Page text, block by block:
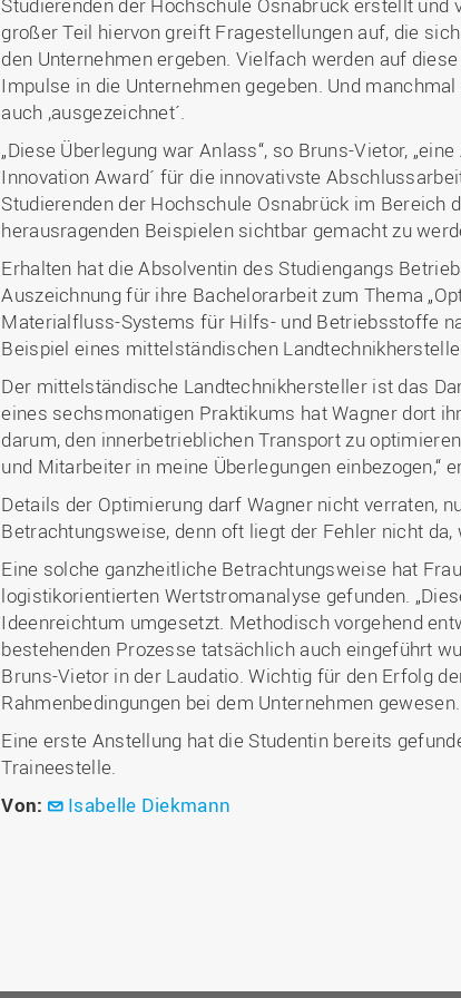
großer Teil hiervon greift Fragestellungen auf, die
den Unternehmen ergeben. Vielfach werden auf
Impulse in die Unternehmen gegeben. Und
auch ,ausgezeichnet´.
„Diese Überlegung war Anlass“, so Bruns-Vietor,
Innovation Award´ für die innovativste
Studierenden der Hochschule Osnabrück im Bereich
herausragenden Beispielen sichtbar gemacht zu
Erhalten hat die Absolventin des Studiengangs
Auszeichnung für ihre Bachelorarbeit zum Thema
Materialfluss-Systems für Hilfs- und Betriebsstoffe
Beispiel eines mittelständischen
Der mittelständische Landtechnikhersteller ist das
eines sechsmonatigen Praktikums hat Wagner dort
darum, den innerbetrieblichen Transport zu
und Mitarbeiter in meine Überlegungen einbezogen,“
Details der Optimierung darf Wagner nicht verraten,
Betrachtungsweise, denn oft liegt der Fehler nicht da,
Eine solche ganzheitliche Betrachtungsweise hat
logistikorientierten Wertstromanalyse gefunden.
Ideenreichtum umgesetzt. Methodisch vorgehend
bestehenden Prozesse tatsächlich auch eingeführt
Bruns-Vietor in der Laudatio. Wichtig für den Erfolg
Rahmenbedingungen bei dem Unternehmen gewesen.
Eine erste Anstellung hat die Studentin bereits
Traineestelle.
Von:
Isabelle Diekmann